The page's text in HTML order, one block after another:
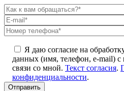
Я даю согласие на
данных (имя, телефон, e-mail) с
связи со мной. Текст согласия.
конфиденциальности.